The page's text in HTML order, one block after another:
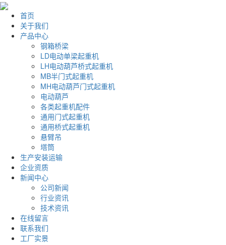
首页
关于我们
产品中心
钢箱桥梁
LD电动单梁起重机
LH电动葫芦桥式起重机
MB半门式起重机
MH电动葫芦门式起重机
电动葫芦
各类起重机配件
通用门式起重机
通用桥式起重机
悬臂吊
塔筒
生产安装运输
企业资质
新闻中心
公司新闻
行业资讯
技术资讯
在线留言
联系我们
工厂实景